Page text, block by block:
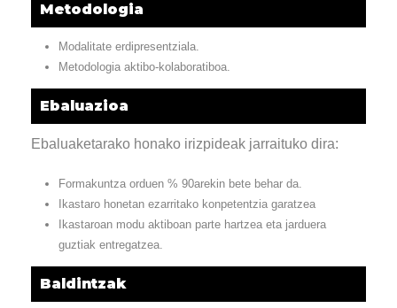
Metodologia
Modalitate erdipresentziala.
Metodologia aktibo-kolaboratiboa.
Ebaluazioa
Ebaluaketarako honako irizpideak jarraituko dira:
Formakuntza orduen % 90arekin bete behar da.
Ikastaro honetan ezarritako konpetentzia garatzea
Ikastaroan modu aktiboan parte hartzea eta jarduera
guztiak entregatzea.
Baldintzak